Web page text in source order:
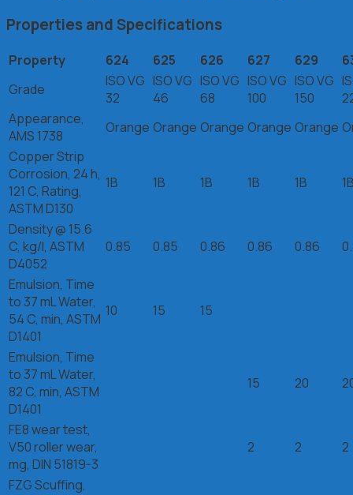
Properties and Specifications
Property 624 625 626 627 629
Grade
ISO VG
32
ISO VG
46
ISO VG
68
ISO VG
100
ISO VG
150
Appearance,
AMS 1738
Orange Orange Orange Orange Orange
Copper Strip
Corrosion, 24 h,
121 C, Rating,
ASTM D130
1B 1B 1B 1B 1B
Density @ 15.6
C, kg/l, ASTM
D4052
0.85 0.85 0.86 0.86 0.86
Emulsion, Time
to 37 mL Water,
54 C, min, ASTM
D1401
10 15 15
Emulsion, Time
to 37 mL Water,
82 C, min, ASTM
D1401
15 20
FE8 wear test,
V50 roller wear,
mg, DIN 51819-3
2 2 2
FZG Scuffing,